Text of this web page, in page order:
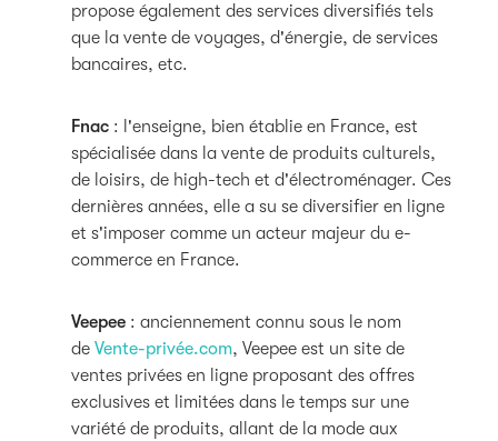
propose également des services diversifiés tels
que la vente de voyages, d'énergie, de services
bancaires, etc.
Fnac : l'enseigne, bien établie en France, est
spécialisée dans la vente de produits culturels,
de loisirs, de high-tech et d'électroménager. Ces
dernières années, elle a su se diversifier en ligne
et s'imposer comme un acteur majeur du e-
commerce en France.
Veepee : anciennement connu sous le nom
deVente-privée.com, Veepee est un site de
ventes privées en ligne proposant des offres
exclusives et limitées dans le temps sur une
variété de produits, allant de la mode aux